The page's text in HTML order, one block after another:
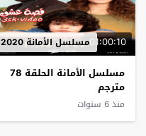
01:00:10مسلسل الأمانة 2020
مسلسل الأمانة الحلقة 78
مترجم
منذ 6 سنوات